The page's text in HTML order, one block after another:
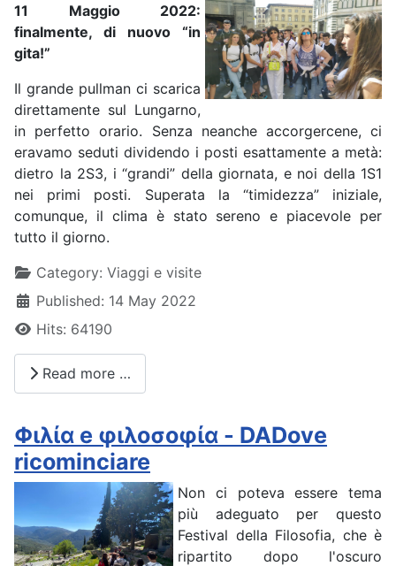
11 Maggio 2022:
finalmente, di nuovo “in
gita!”
Il grande pullman ci scarica
direttamente sul Lungarno,
in perfetto orario. Senza neanche accorgercene, ci
eravamo seduti dividendo i posti esattamente a metà:
dietro la 2S3, i “grandi” della giornata, e noi della 1S1
nei primi posti. Superata la “timidezza” iniziale,
comunque, il clima è stato sereno e piacevole per
tutto il giorno.
DetailsCategory: Viaggi e visite
Published: 14 May 2022
Hits: 64190
Read more …
Φιλία e φιλοσοφία - DADove
ricominciare
Non ci poteva essere tema
più adeguato per questo
Festival della Filosofia, che è
ripartito dopo l'oscuro